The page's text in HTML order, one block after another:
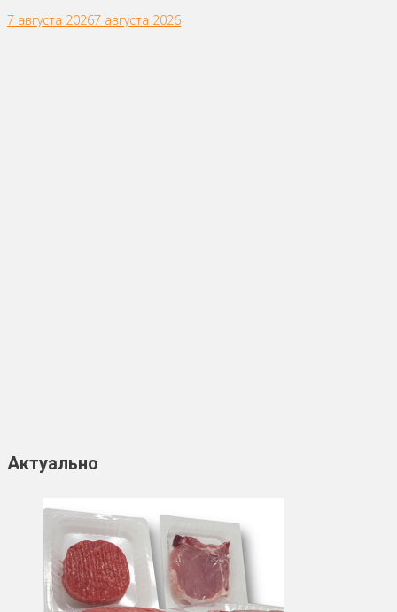
7 августа 20267 августа 2026
Актуально